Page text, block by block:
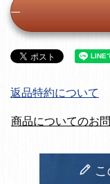
返品特約について
商品についてのお